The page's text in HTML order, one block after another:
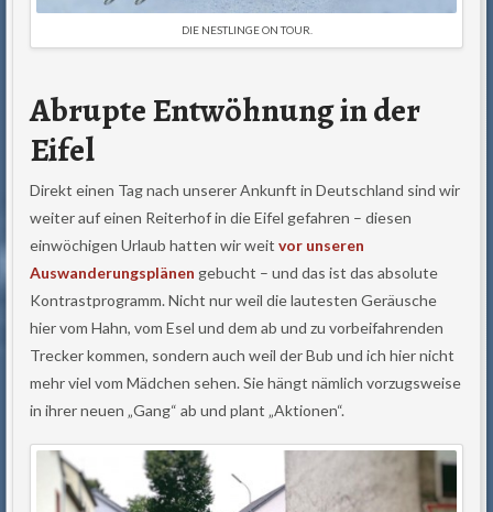
DIE NESTLINGE ON TOUR.
Abrupte Entwöhnung in der
Eifel
Direkt einen Tag nach unserer Ankunft in Deutschland sind wir
weiter auf einen Reiterhof in die Eifel gefahren – diesen
einwöchigen Urlaub hatten wir weitvor unseren
Auswanderungsplänen gebucht – und das ist das absolute
Kontrastprogramm. Nicht nur weil die lautesten Geräusche
hier vom Hahn, vom Esel und dem ab und zu vorbeifahrenden
Trecker kommen, sondern auch weil der Bub und ich hier nicht
mehr viel vom Mädchen sehen. Sie hängt nämlich vorzugsweise
in ihrer neuen „Gang“ ab und plant „Aktionen“.